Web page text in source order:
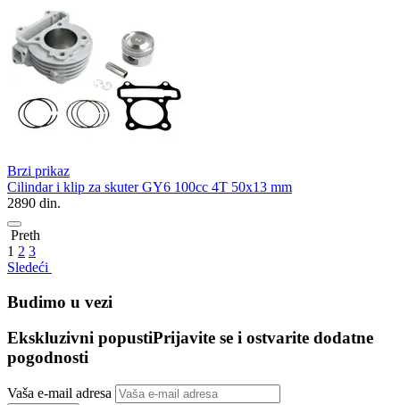
Brzi prikaz
Cilindar i klip za skuter GY6 100cc 4T 50x13 mm
2890 din.
Preth
1 2 3
Sledeći
Budimo u vezi
Ekskluzivni popustiPrijavite se i ostvarite dodatne
pogodnosti
Vaša e-mail adresa